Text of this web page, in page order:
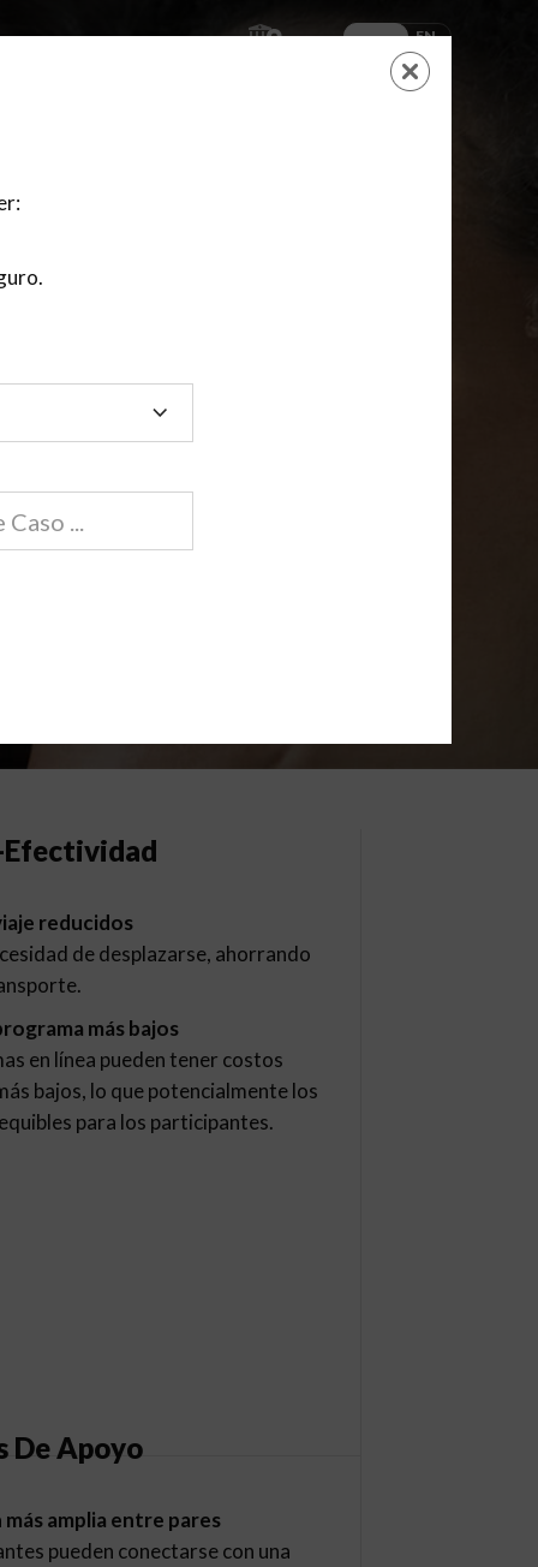
ES EN
LOGIN
reducidos
de desplazarse, ahorrando
más bajos
en línea pueden tener costos
bajos, lo que potencialmente los
para los participantes.
De Apoyo
amplia entre pares
pueden conectarse con una